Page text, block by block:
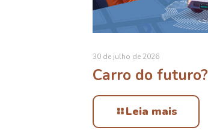
30 de julho de 2026
Carro do futuro?
Leia mais